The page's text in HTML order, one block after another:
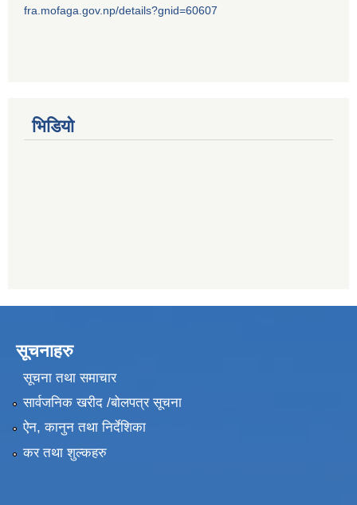
fra.mofaga.gov.np/details?gnid=60607
भिडियो
सूचनाहरु
सूचना तथा समाचार
सार्वजनिक खरीद /बोलपत्र सूचना
ऐन, कानुन तथा निर्देशिका
कर तथा शुल्कहरु